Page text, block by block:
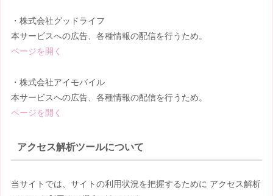
・株式会社グッドライフ
本サービスへの広告、各種情報の配信を行うため。
ページを開く
・株式会社アイモバイル
本サービスへの広告、各種情報の配信を行うため。
ページを開く
アクセス解析ツールについて
当サイトでは、サイトの利用状況を把握するために アクセス解析